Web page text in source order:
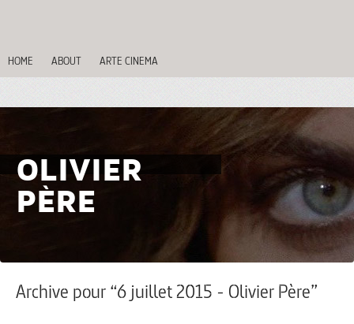
HOME ABOUT ARTE CINEMA
OLIVIER
PÈRE
Archive pour “6 juillet 2015 - Olivier Père”